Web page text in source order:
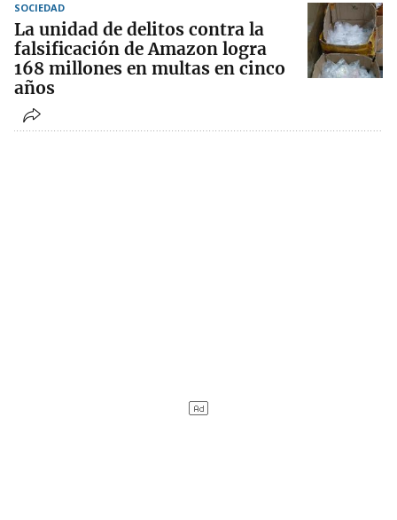
SOCIEDAD
La unidad de delitos contra la
falsificación de Amazon logra
168 millones en multas en cinco
años